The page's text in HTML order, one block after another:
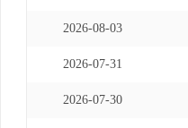
2026-08-03
2026-07-31
2026-07-30